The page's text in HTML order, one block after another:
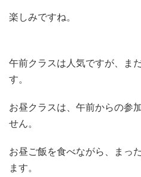
楽しみですね。
午前クラスは人気ですが、ま
す。
お昼クラスは、午前からの参
せん。
お昼ご飯を食べながら、まっ
ます。